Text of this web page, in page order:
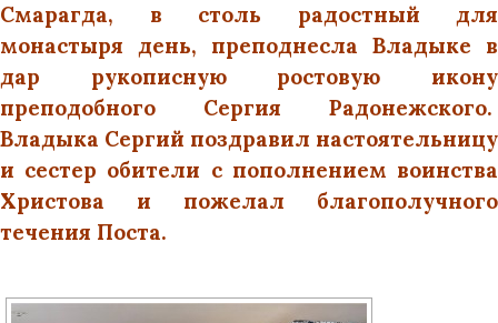
Смарагда, в столь радостный для
монастыря день, преподнесла Владыке в
дар рукописную ростовую икону
преподобного Сергия Радонежского.
Владыка Сергий поздравил настоятельницу
и сестер обители с пополнением воинства
Христова и пожелал благополучного
течения Поста.